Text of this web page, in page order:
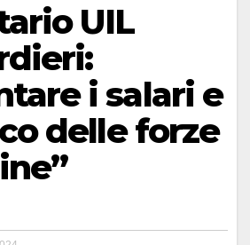
UIL
i salari e
delle forze